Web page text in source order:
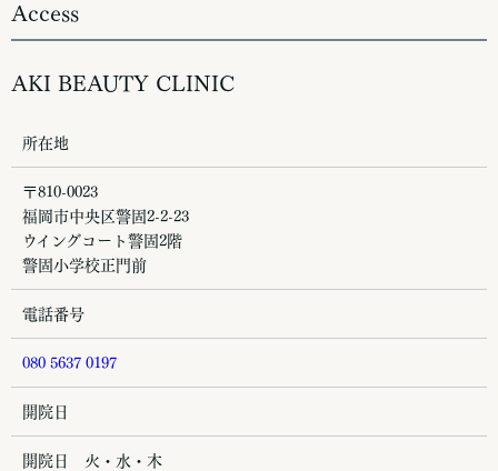
Access
AKI BEAUTY CLINIC
所在地
〒810-0023
福岡市中央区警固2-2-23
ウイングコート警固2階
警固小学校正門前
電話番号
080 5637 0197
開院日
開院日 火・水・木